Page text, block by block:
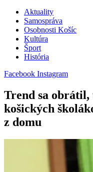
Aktuality
Samospráva
Osobnosti Košíc
Kultúra
Šport
História
Facebook Instagram
Trend sa obrátil,
košických
z domu